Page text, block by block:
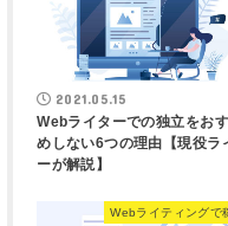
2021.05.15
Webライターでの独立をお
めしない6つの理由【現役ラ
ーが解説】
Webライティングで